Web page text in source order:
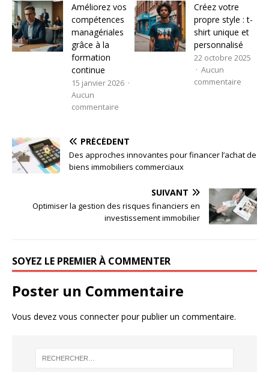
Améliorez vos
compétences
managériales
grâce à la
formation
continue
15 janvier 2026
Aucun
commentaire
Créez votre
propre style : t-
shirt unique et
personnalisé
22 octobre 2025
Aucun
commentaire
PRÉCÉDENT
Des approches innovantes pour financer l’achat de
biens immobiliers commerciaux
SUIVANT
Optimiser la gestion des risques financiers en
investissement immobilier
SOYEZ LE PREMIER À COMMENTER
Poster un Commentaire
Vous devez vous connecterpour publier un commentaire.